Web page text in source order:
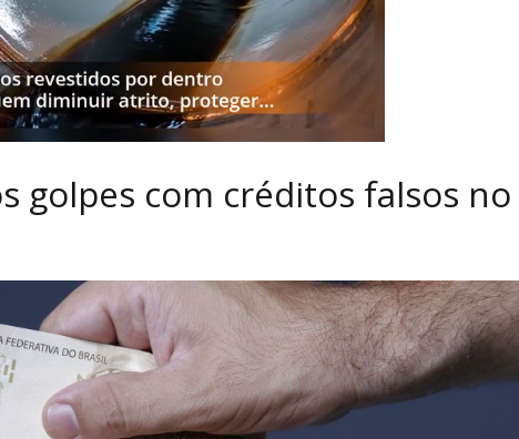
golpes com créditos falsos no